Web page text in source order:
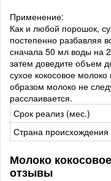
Применение:
Как и любой порошок,
постепенно разбавляя
сначала 50 мл воды на
затем доведите объем
сухое кокосовое
образом молоко не
расслаивается.
Срок реализ (мес.)
Страна происхождения
Молоко
отзывы